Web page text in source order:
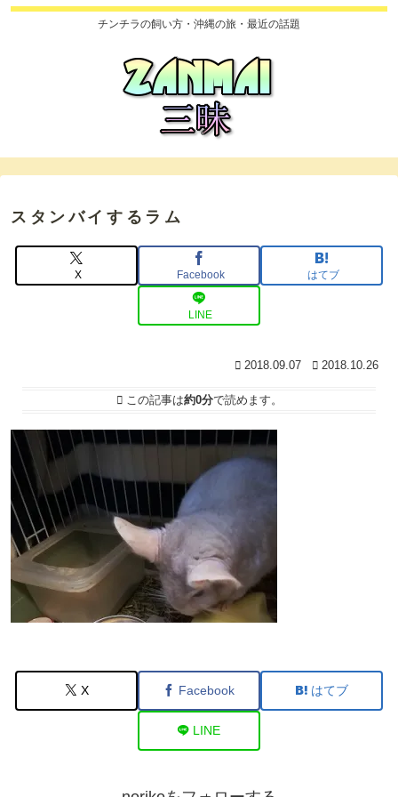
チンチラの飼い方・沖縄の旅・最近の話題
スタンバイするラム
X Facebook はてブ
LINE
2018.09.07 2018.10.26
この記事は約0分で読めます。
X Facebook はてブ
LINE